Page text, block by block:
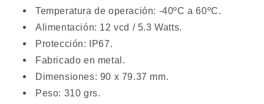
Temperatura de operación: -40ºC a 60ºC.
Alimentación: 12 vcd / 5.3 Watts.
Protección: IP67.
Fabricado en metal.
Dimensiones: 90 x 79.37 mm.
Peso: 310 grs.